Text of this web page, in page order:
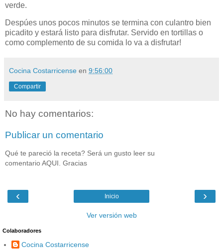
verde.
Despúes unos pocos minutos se termina con culantro bien
picadito y estará listo para disfrutar. Servido en tortillas o
como complemento de su comida lo va a disfrutar!
Cocina Costarricense en 9:56:00
Compartir
No hay comentarios:
Publicar un comentario
Qué te pareció la receta? Será un gusto leer su
comentario AQUI. Gracias
‹ ›
Inicio
Ver versión web
Colaboradores
Cocina Costarricense